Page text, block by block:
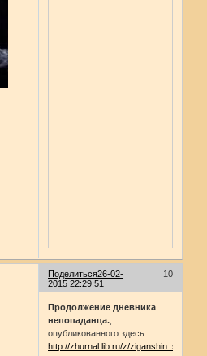
Поделиться 10
26-02-
2015 22:29:51
Продолжение дневника
непопаданца.
опубликованного здесь:
http://zhurnal.lib.ru/z/ziganshin_s_o/